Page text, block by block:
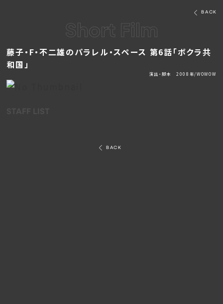
BACK
Short Film
藤子・F・不二雄のパラレル・スペース 第6話「ボクラ共
和国」
演出・脚本 2008年/WOWOW
BACK